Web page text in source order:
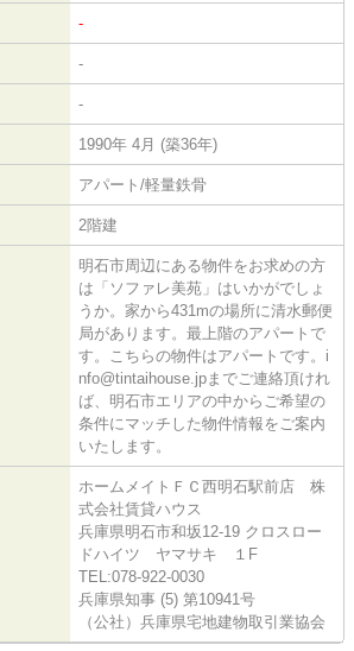
-
-
-
1990年 4月 (築36年)
アパート/軽量鉄骨
2階建
明石市周辺にある物件をお求めの方
は「ソファレ美苑」はいかがでしょ
うか。家から431mの場所に清水郵便
局があります。最上階のアパートで
す。こちらの物件はアパートです。i
nfo@tintaihouse.jpまでご連絡頂けれ
ば、明石市エリアの中からご希望の
条件にマッチした物件情報をご案内
いたします。
ホームメイトＦＣ西明石駅前店 株
式会社賃貸ハウス
兵庫県明石市和坂12-19 クロスロー
ドハイツ ヤマサキ １F
TEL:078-922-0030
兵庫県知事 (5) 第10941号
（公社）兵庫県宅地建物取引業協会